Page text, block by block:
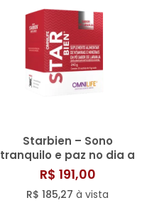
Starbien – Sono
tranquilo e paz no dia a
dia
R$ 191,00
R$ 185,27 à vista